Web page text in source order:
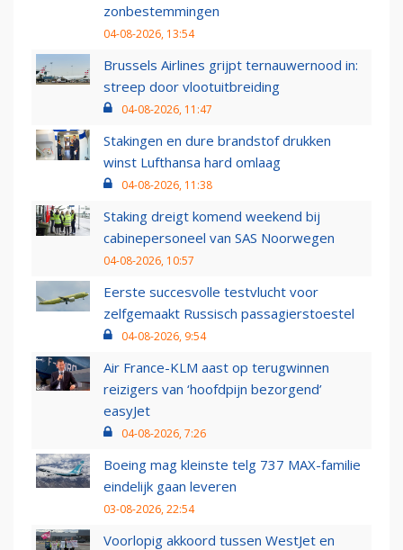
zonbestemmingen
04-08-2026, 13:54
Brussels Airlines grijpt ternauwernood in:
streep door vlootuitbreiding
04-08-2026, 11:47
Stakingen en dure brandstof drukken
winst Lufthansa hard omlaag
04-08-2026, 11:38
Staking dreigt komend weekend bij
cabinepersoneel van SAS Noorwegen
04-08-2026, 10:57
Eerste succesvolle testvlucht voor
zelfgemaakt Russisch passagierstoestel
04-08-2026, 9:54
Air France-KLM aast op terugwinnen
reizigers van ‘hoofdpijn bezorgend’
easyJet
04-08-2026, 7:26
Boeing mag kleinste telg 737 MAX-familie
eindelijk gaan leveren
03-08-2026, 22:54
Voorlopig akkoord tussen WestJet en